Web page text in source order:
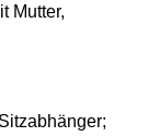
Mutter,